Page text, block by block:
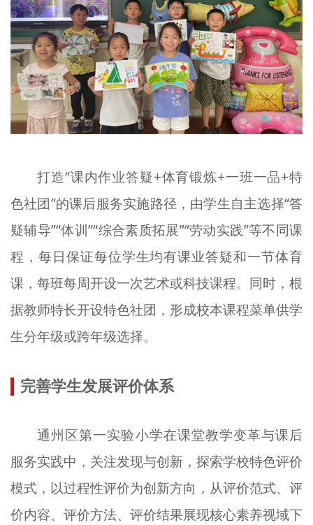
打造“课内作业答疑+体育锻炼+一班一品+特
色社团”的课后服务实施路径，由学生自主选择“答
疑辅导”“体训”“综合素质拓展”“劳动实践”等不同课
程，每日保证每位学生均有课业答疑和一节体育
课，每班每周开设一次艺术或科技课程。同时，根
据教师特长开设特色社团，形成校本课程菜单供学
生分年级或跨年级选择。
完善学生发展评价体系
通州区第一实验小学在课堂教学变革与课后
服务实践中，关注发现与创新，探索学校特色评价
模式，以过程性评价为创新方向，从评价范式、评
价内容、评价方法、评价结果展现核心素养视域下